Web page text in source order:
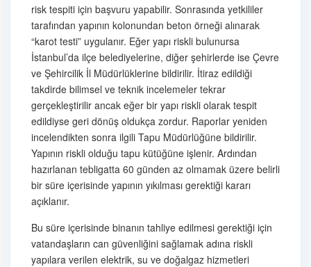
risk tespiti için başvuru yapabilir. Sonrasında yetkililer
tarafından yapının kolonundan beton örneği alınarak
“karot testi” uygulanır. Eğer yapı riskli bulunursa
İstanbul’da ilçe belediyelerine, diğer şehirlerde ise Çevre
ve Şehircilik İl Müdürlüklerine bildirilir. İtiraz edildiği
takdirde bilimsel ve teknik incelemeler tekrar
gerçekleştirilir ancak eğer bir yapı riskli olarak tespit
edildiyse geri dönüş oldukça zordur. Raporlar yeniden
incelendikten sonra ilgili Tapu Müdürlüğüne bildirilir.
Yapının riskli olduğu tapu kütüğüne işlenir. Ardından
hazırlanan tebligatta 60 günden az olmamak üzere belirli
bir süre içerisinde yapının yıkılması gerektiği kararı
açıklanır.
Bu süre içerisinde binanın tahliye edilmesi gerektiği için
vatandaşların can güvenliğini sağlamak adına riskli
yapılara verilen elektrik, su ve doğalgaz hizmetleri